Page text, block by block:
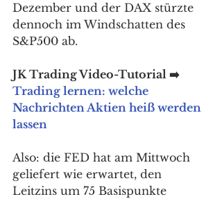
Dezember und der DAX stürzte
dennoch im Windschatten des
S&P500 ab.
JK Trading Video-Tutorial ➡️
Trading lernen: welche
Nachrichten Aktien heiß werden
lassen
Also: die FED hat am Mittwoch
geliefert wie erwartet, den
Leitzins um 75 Basispunkte